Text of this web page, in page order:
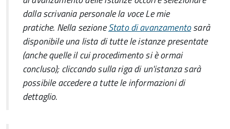
dalla scrivania personale la voceLe mie
pratiche. Nella sezioneStato di avanzamentosarà
disponibile una lista di tutte le istanze presentate
(anche quelle il cui procedimento si è ormai
concluso); cliccando sulla riga di un'istanza sarà
possibile accedere a tutte le informazioni di
dettaglio.